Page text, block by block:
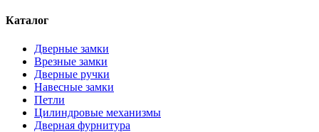
Каталог
Дверные замки
Врезные замки
Дверные ручки
Навесные замки
Петли
Цилиндровые механизмы
Дверная фурнитура